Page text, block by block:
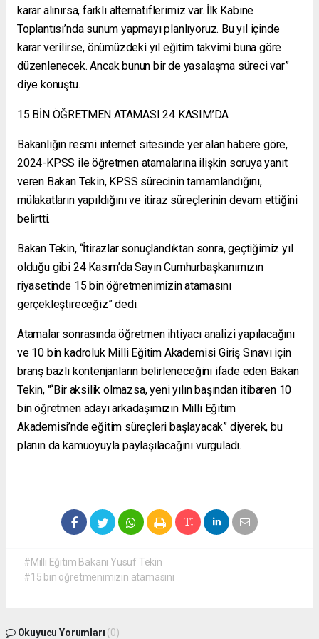
karar alınırsa, farklı alternatiflerimiz var. İlk Kabine
Toplantısı’nda sunum yapmayı planlıyoruz. Bu yıl içinde
karar verilirse, önümüzdeki yıl eğitim takvimi buna göre
düzenlenecek. Ancak bunun bir de yasalaşma süreci var”
diye konuştu.
15 BİN ÖĞRETMEN ATAMASI 24 KASIM’DA
Bakanlığın resmi internet sitesinde yer alan habere göre,
2024-KPSS ile öğretmen atamalarına ilişkin soruya yanıt
veren Bakan Tekin, KPSS sürecinin tamamlandığını,
mülakatların yapıldığını ve itiraz süreçlerinin devam ettiğini
belirtti.
Bakan Tekin, “İtirazlar sonuçlandıktan sonra, geçtiğimiz yıl
olduğu gibi 24 Kasım’da Sayın Cumhurbaşkanımızın
riyasetinde 15 bin öğretmenimizin atamasını
gerçekleştireceğiz” dedi.
Atamalar sonrasında öğretmen ihtiyacı analizi yapılacağını
ve 10 bin kadroluk Milli Eğitim Akademisi Giriş Sınavı için
branş bazlı kontenjanların belirleneceğini ifade eden Bakan
Tekin, "“Bir aksilik olmazsa, yeni yılın başından itibaren 10
bin öğretmen adayı arkadaşımızın Milli Eğitim
Akademisi’nde eğitim süreçleri başlayacak” diyerek, bu
planın da kamuoyuyla paylaşılacağını vurguladı.
#Milli Eğitim Bakanı Yusuf Tekin
#15 bin öğretmenimizin atamasını
Okuyucu Yorumları (0)